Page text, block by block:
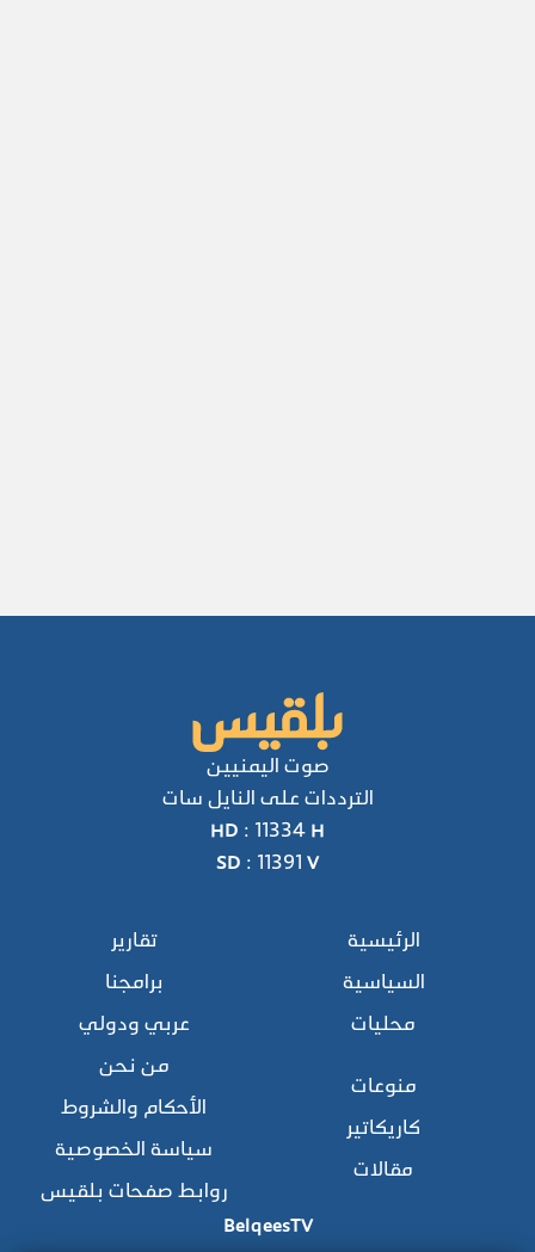
صوت اليمنيين
الترددات على النايل سات
HD : 11334 H
SD : 11391 V
الرئيسية
السياسية
محليات
تقارير
برامجنا
عربي ودولي
منوعات
كاريكاتير
مقالات
من نحن
الأحكام والشروط
سياسة الخصوصية
روابط صفحات بلقيس
BelqeesTV